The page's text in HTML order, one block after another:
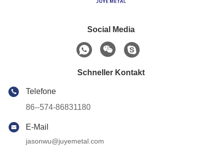
Social Media
Schneller Kontakt
Telefone
86--574-86831180
E-Mail
jasonwu@juyemetal.com